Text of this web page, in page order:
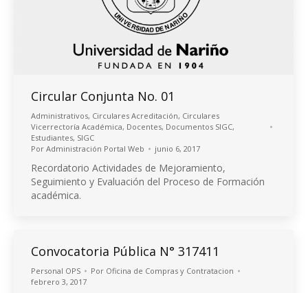
Circular Conjunta No. 01
Administrativos, Circulares Acreditación, Circulares
Vicerrectoría Académica, Docentes, Documentos SIGC,
Estudiantes, SIGC
Por Administración Portal Web junio 6, 2017
Recordatorio Actividades de Mejoramiento,
Seguimiento y Evaluación del Proceso de Formación
académica.
Convocatoria Pública N° 317411
Personal OPS Por Oficina de Compras y Contratacion
febrero 3, 2017